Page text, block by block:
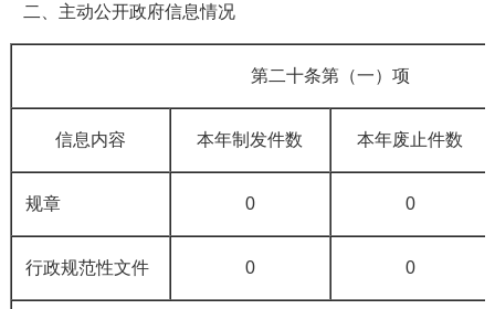
二、主动公开政府信息情况
第二十条第（一）项
信息内容 本年制发件数 本年废止件数
规章 0 0
行政规范性文件 0 0